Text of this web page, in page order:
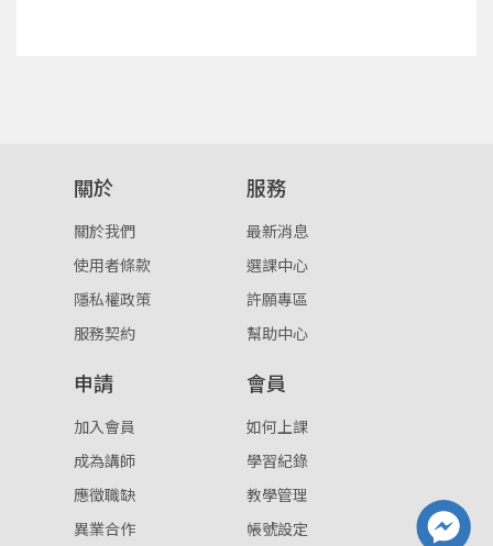
關於
關於我們
使用者條款
隱私權政策
服務契約
服務
最新消息
選課中心
許願專區
幫助中心
申請
加入會員
成為講師
應徵職缺
異業合作
會員
如何上課
學習紀錄
教學管理
帳號設定